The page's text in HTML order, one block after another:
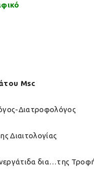
Msc
Διατροφολόγος
Διαιτολογίας
δια…της